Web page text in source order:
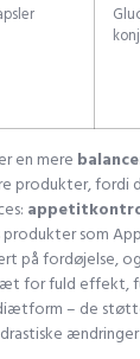
en mere
produkter, fordi
produkter som
på fordøjelse,
for fuld effekt,
– de